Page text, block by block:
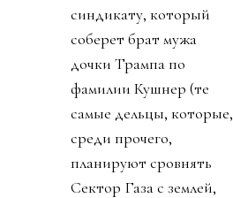
синдикату, который
соберет брат мужа
дочки Трампа по
фамилии Кушнер (те
самые дельцы, которые,
среди прочего,
планируют сровнять
Сектор Газа с землей,